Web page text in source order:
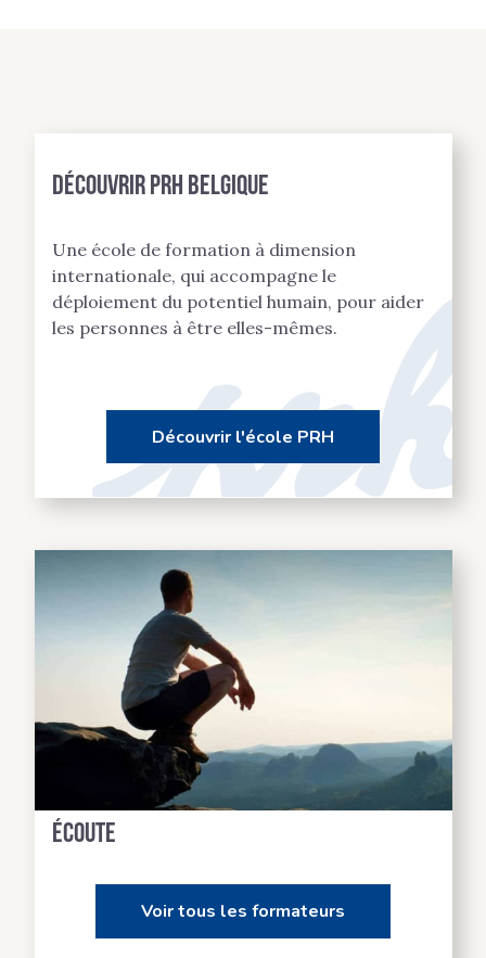
Découvrir PRH BELGIQUE
Une école de formation à dimension
internationale, qui accompagne le
déploiement du potentiel humain, pour aider
les personnes à être elles-mêmes.
Découvrir l'école PRH
Des formateurs à votre
écoute
Voir tous les formateurs